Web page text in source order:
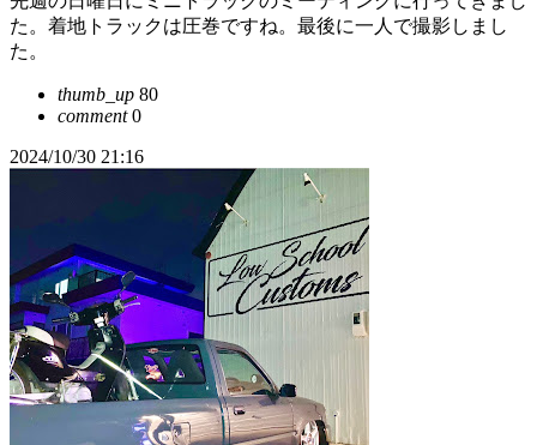
た。着地トラックは圧巻ですね。最後に一人で撮影しまし
た。
thumb_up 80
comment0
2024/10/30 21:16